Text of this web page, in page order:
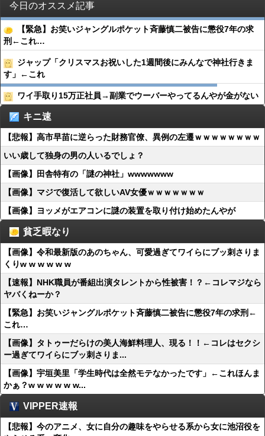
今日のオススメ記事
【緊急】お笑いジャングルポケット斉藤慎二被告に懲役7年の求
刑←これ…
ジャップ「クリスマスお祝いした1週間後にみんなで神社行きま
す」←これ
ワイ手取り15万正社員→副業でウーバーやってるんやが金がない
キニ速
【悲報】高市早苗に逆らった財務官僚、異例の左遷ｗｗｗｗｗｗｗｗ
いい歳して独身の男の人いるでしょ？
【画像】田舎特有の「謎の神社」wwwwwww
【画像】マジで復活して欲しいAV女優ｗｗｗｗｗｗｗ
【画像】ヨッメがエアコンに謎の装置を取り付け始めたんやが
貧乏暇なり
【画像】令和最新版のあのちゃん、可愛過ぎてワイらにブッ刺さりま
くりw w w w w w
【速報】NHK職員が番組出演タレントから性被害！？←コレマジなら
ヤバくねーか？
【緊急】お笑いジャングルポケット斉藤慎二被告に懲役7年の求刑←
これ…
【画像】タトゥーだらけの美人海鮮料理人、現る！！←コレはセクシ
ー過ぎてワイらにブッ刺さりま...
【画像】宇垣美里「学生時代は全然モテなかったです」←これほんま
かぁ？w w w w w w...
VIPPER速報
【悲報】今のアニメ、女に自分の趣味をやらせる系から女に池沼役を